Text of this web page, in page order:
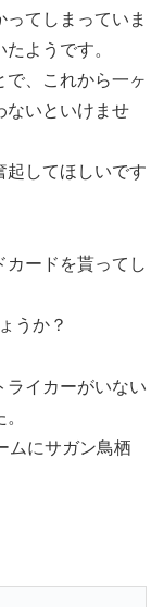
てしまっていま
ようです。
で、これから一ヶ
ないといけませ
起してほしいです
カードを貰ってし
うか？
ライカーがいない
ムにサガン鳥栖